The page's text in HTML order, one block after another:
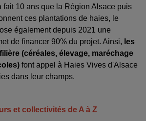
fait 10 ans que la Région Alsace puis
ces plantations de haies, le
également depuis 2021 une
de financer 90% du projet. Ainsi, les
(céréales, élevage, maréchage
font appel à Haies Vives d'Alsace
dans leur champs.
et collectivités de A à Z